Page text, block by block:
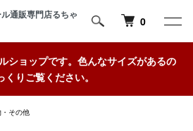
通販専門店るちゃ
0
ショップです。色んなサイズがあるの
くりご覧ください。
その他